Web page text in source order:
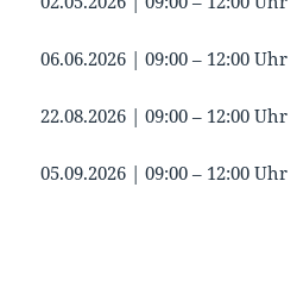
06.06.2026 | 09:00 – 12:00 Uhr
22.08.2026 | 09:00 – 12:00 Uhr
05.09.2026 | 09:00 – 12:00 Uhr